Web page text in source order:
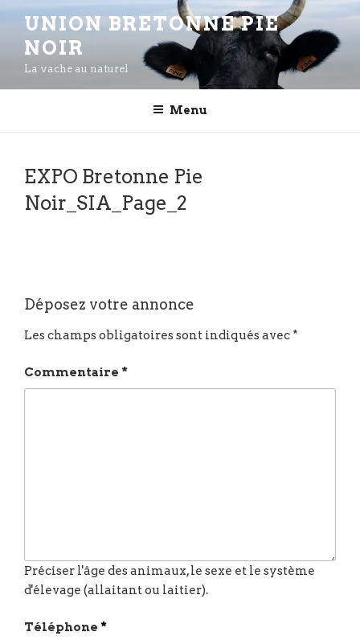
Aller
contenu
principal
UNION BRETONNE PIE
NOIR
La vache au naturel
Menu
EXPO Bretonne Pie
Noir_SIA_Page_2
Déposez votre annonce
Les champs obligatoires sont indiqués avec*
Commentaire *
Téléphone *